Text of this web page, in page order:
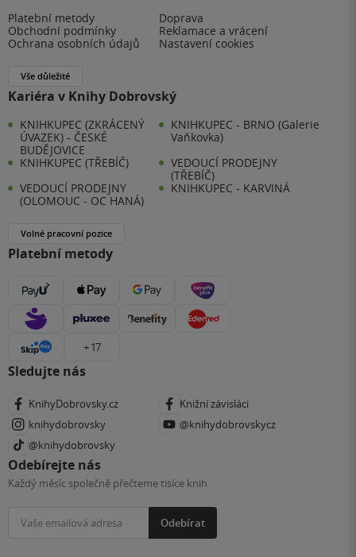
Platební metody
Doprava
Obchodní podmínky
Reklamace a vrácení
Ochrana osobních údajů
Nastavení cookies
Vše důležité
Kariéra v Knihy Dobrovský
KNIHKUPEC (ZKRÁCENÝ
ÚVAZEK) - ČESKÉ
BUDĚJOVICE
KNIHKUPEC - BRNO (Galerie
Vaňkovka)
KNIHKUPEC (TŘEBÍČ)
VEDOUCÍ PRODEJNY
(TŘEBÍČ)
VEDOUCÍ PRODEJNY
(OLOMOUC - OC HANÁ)
KNIHKUPEC - KARVINÁ
Volné pracovní pozice
Platební metody
+ 17
Sledujte nás
KnihyDobrovsky.cz
Knižní závisláci
knihydobrovsky
@knihydobrovskycz
@knihydobrovsky
Odebírejte nás
Každý měsíc společně přečteme tisíce knih
Odebírat